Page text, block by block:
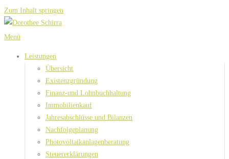
Zum Inhalt springen
Menü
Leistungen
Übersicht
Existenzgründung
Finanz-und Lohnbuchhaltung
Immobilienkauf
Jahresabschlüsse und Bilanzen
Nachfolgeplanung
Photovoltaikanlagenberatung
Steuererklärungen